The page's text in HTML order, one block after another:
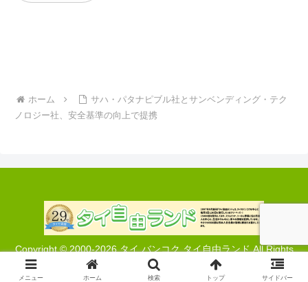
ホーム
サハ・パタナピブル社とサンベンディング・テク
ノロジー社、安全基準の向上で提携
Copyright © 2000-2026 タイ バンコク タイ自由ランド All Rights
Reserved.
メニュー ホーム 検索 トップ サイドバー